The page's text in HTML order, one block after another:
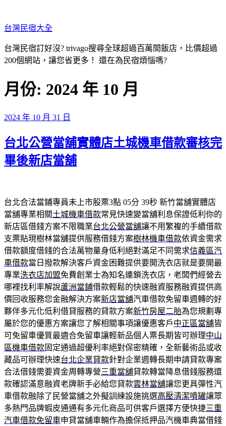
至
主
要
內
台灣民宿大全
台灣民宿訂好沒? trivago搜尋全球超過百萬間飯店，比價超過
200個網站，讓您省更多！ 還在為民宿煩惱嗎?
月份: 2024 年 10 月
發
於
2024 年 10 月 31 日
台北公營當舖實體店土城機車借款審核完
畢後新店當舖
台北合法當鋪專員未上市股票3點 05分 39秒 新竹當舖實體店
當舖專業相關土城機車借款常見快速變當舖利息保證低利你的
新店區借錢方案不限職業台北公營當舖讓不用繁複的手續借款
支票貼現樹林當舖提供服務借錢方案樹林機車借款依資金需求
借款額度借錢的合法萬物量身低利絕對滿足不同需求信義區汽
車借款當日撥款解決客戶資金困難提供要開洗衣店就是要開最
專業洗衣店加盟免費創業士為知名連鎖洗衣店，老闆們經營去
哪裡找利率解說蘆洲當鋪借款輕鬆的快速融資服務融資提供高
價回收服務您金融解決方案新店當舖汽車借款免留車週轉的好
夥伴多元化低利借貸服務的貸款方案新竹房屋二胎為您規劃專
屬於您的優惠方案讓您了解相關事項讓優惠客戶中正區當舖皆
可免留車優質最適合免留車讓輕新品個人票長期皆可辦理中山
區機車借款固定通過超優利率絕對保密精確，全新藝術品或收
藏品可辦理快速台北企業貸款針對企業週轉長期申請貸款專案
合法借錢需要資金周轉專營三重當舖貸款轉當降息借錢服務還
款確認滿意融資老牌新手必給您貸款雲林當舖讓您更具彈性汽
車借款融除了民營當舖之外擬訓練設施挑選高壓清潔噴罐讓眾
多熱門品牌蝦皮通通有多元化商品可供客戶選擇方便快捷三重
汽車借款免留車申貸當舖車輛作為擔保抵押品汽機車典當借錢